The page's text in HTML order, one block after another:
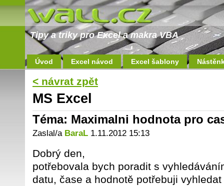
Tipy a triky pro Excel a makra VBA
Úvod Excel návod Excel šablony
< návrat zpět
MS Excel
Téma: Maximalni hodnota pro
Zaslal/a BaraL 1.11.2012 15:13
Dobrý den,
potřebovala bych poradit s
datu, čase a hodnotě potřebuji